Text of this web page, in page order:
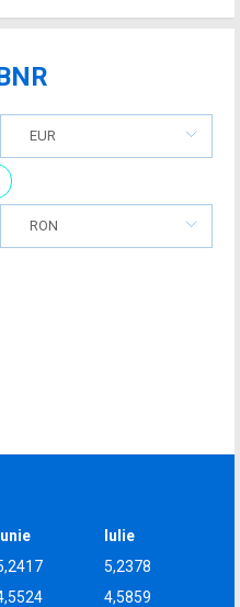
EUR
RON
Iunie
Iulie
5,2378
4,5859